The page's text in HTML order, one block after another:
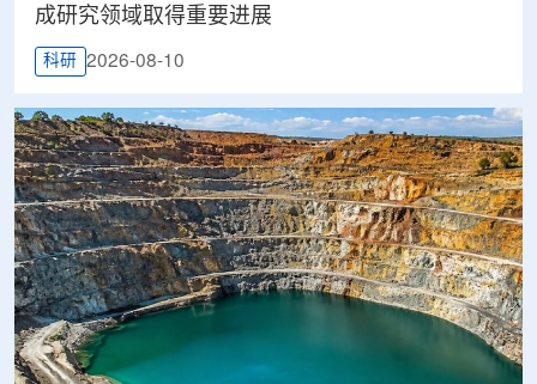
成研究领域取得重要进展
科研 2026-08-10